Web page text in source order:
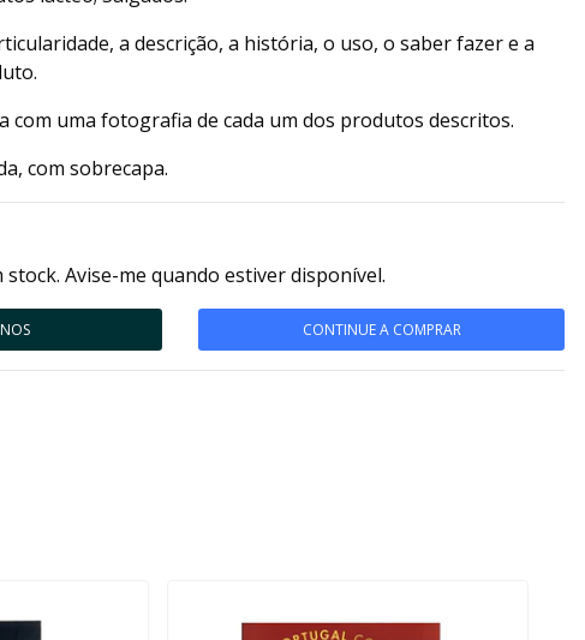
a descrição, a história, o uso, o saber fazer e a
com uma fotografia de cada um dos produtos descritos.
com sobrecapa.
Avise-me quando estiver disponível.
CONTINUE A COMPRAR